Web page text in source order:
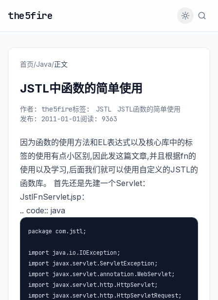
the5fire
首页/Java/正文
JSTL中函数的简单使用
作者: the5fire标签: JSTL
JSTL函数的简单使用
发布: 2011-01-01阅读: 9363
因为函数的使用方法和EL表达式以及核心库中的标
签的使用有点小区别,因此发这篇文章,并且根据fn的
使用以及学习,后面我们就可以使用自定义的JSTL的
函数库。 首先还是先建一个Servlet：
JstlFnServlet.jsp：
.. code:: java
package com.jstl;
import java.io.IOException;
import javax.servlet.ServletException;
import javax.servlet.annotation.WebServlet;
import javax.servlet.http.HttpServlet;
import javax.servlet.http.HttpServletRequest;